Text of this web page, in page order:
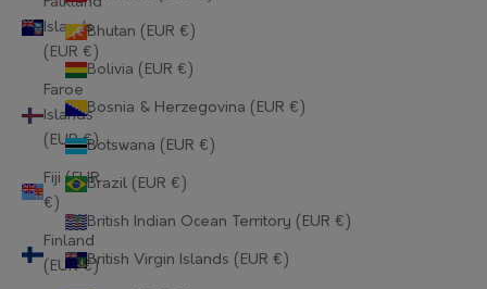
Islands
(EUR €)
Faroe
Islands
(EUR €)
Fiji (EUR
€)
Finland
(EUR €)
Bhutan (EUR €)
Bolivia (EUR €)
Bosnia & Herzegovina (EUR €)
Botswana (EUR €)
Brazil (EUR €)
British Indian Ocean Territory (EUR €)
British Virgin Islands (EUR €)